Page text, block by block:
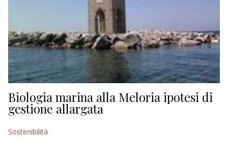
Biologia marina alla Meloria ipotesi di
gestione allargata
Sostenibilità